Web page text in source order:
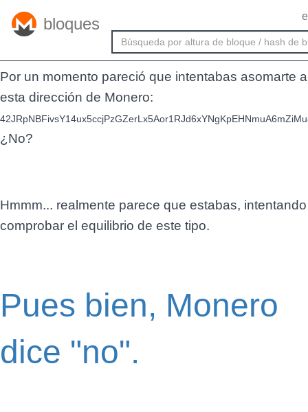
bloques
Uh-oh
Por un momento pareció que intentabas asomarte a
esta dirección de Monero:
¿No?
Hmmm... realmente parece que estabas, intentando
comprobar el equilibrio de este tipo.
Pues bien, Monero
dice "no".